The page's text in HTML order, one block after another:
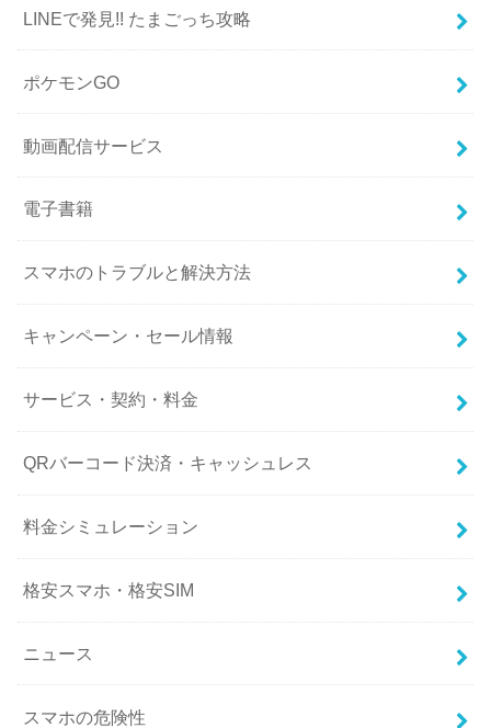
LINEで発見!! たまごっち攻略
ポケモンGO
動画配信サービス
電子書籍
スマホのトラブルと解決方法
キャンペーン・セール情報
サービス・契約・料金
QRバーコード決済・キャッシュレス
料金シミュレーション
格安スマホ・格安SIM
ニュース
スマホの危険性